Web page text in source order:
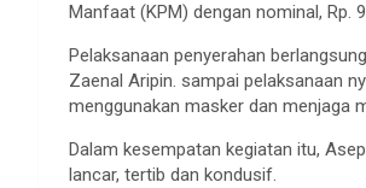
Manfaat (KPM) dengan nominal, Rp.
Pelaksanaan penyerahan
Zaenal Aripin. sampai pelaksanaan
menggunakan masker dan menjaga
Dalam kesempatan kegiatan itu,
lancar, tertib dan kondusif.